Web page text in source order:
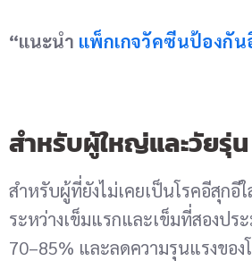
“แนะนำ แพ็กเกจวัคซีนป้องกัน
สำหรับผู้ใหญ่และวัยรุ่น
สำหรับผู้ที่ยังไม่เคยเป็นโรคอีสุกอี
ระหว่างเข็มแรกและเข็มที่สองปร
70–85% และลดความรุนแรงขอ